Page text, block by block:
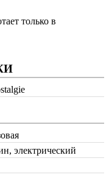
только в
электрический